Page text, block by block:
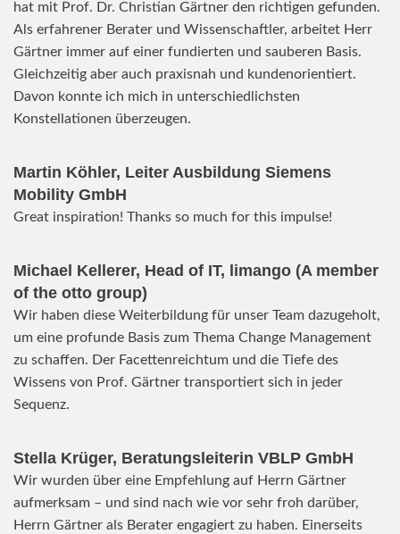
hat mit Prof. Dr. Christian Gärtner den richtigen gefunden.
Als erfahrener Berater und Wissenschaftler, arbeitet Herr
Gärtner immer auf einer fundierten und sauberen Basis.
Gleichzeitig aber auch praxisnah und kundenorientiert.
Davon konnte ich mich in unterschiedlichsten
Konstellationen überzeugen.
Martin Köhler, Leiter Ausbildung Siemens
Mobility GmbH
Great inspiration! Thanks so much for this impulse!
Michael Kellerer, Head of IT, limango (A member
of the otto group)
Wir haben diese Weiterbildung für unser Team dazugeholt,
um eine profunde Basis zum Thema Change Management
zu schaffen. Der Facettenreichtum und die Tiefe des
Wissens von Prof. Gärtner transportiert sich in jeder
Sequenz.
Stella Krüger, Beratungsleiterin VBLP GmbH
Wir wurden über eine Empfehlung auf Herrn Gärtner
aufmerksam – und sind nach wie vor sehr froh darüber,
Herrn Gärtner als Berater engagiert zu haben. Einerseits